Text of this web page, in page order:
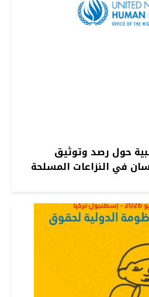
حول رصد وتوثيق
في النزاعات المسلحة